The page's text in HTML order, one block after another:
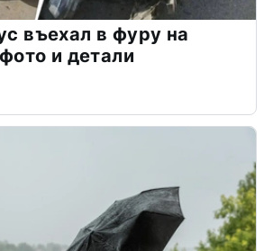
въехал в фуру на
и детали